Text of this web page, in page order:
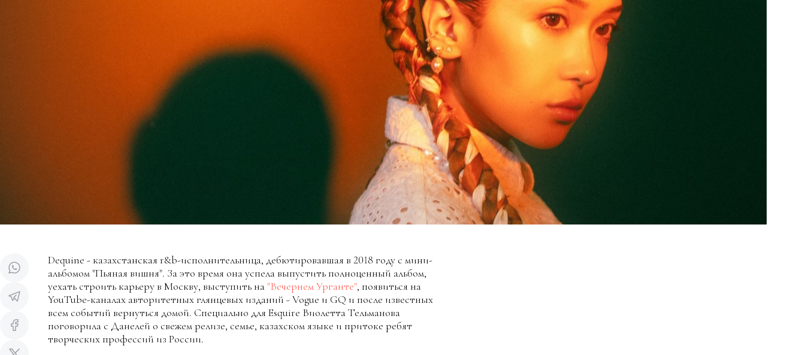
Dequine - казахстанская r&b-исполнительница, дебютировавшая в 2018 году с мини-
альбомом "Пьяная вишня". За это время она успела выпустить полноценный альбом,
уехать строить карьеру в Москву, выступить на "Вечернем Урганте", появиться на
YouTube-каналах авторитетных глянцевых изданий - Vogue и GQ и после известных
всем событий вернуться домой. Специально для Esquire Виолетта Тельманова
поговорила с Данелей о свежем релизе, семье, казахском языке и притоке ребят
творческих профессий из России.